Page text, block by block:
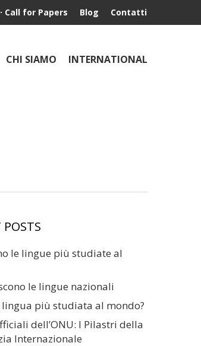
Call for Papers Blog Contatti
CHI SIAMO INTERNATIONAL
POSTS
le lingue più studiate al
le lingue nazionali
lingua più studiata al mondo?
dell’ONU: I Pilastri della
Internazionale